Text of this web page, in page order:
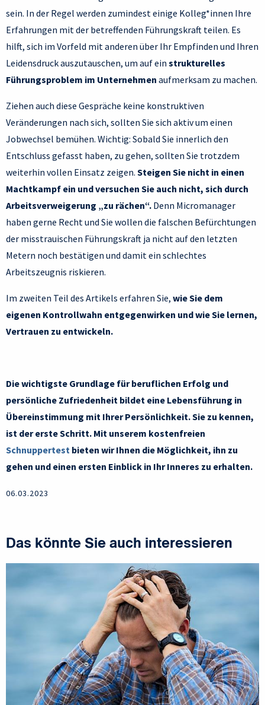
sein. In der Regel werden zumindest einige Kolleg*innen Ihre
Erfahrungen mit der betreffenden Führungskraft teilen. Es
hilft, sich im Vorfeld mit anderen über Ihr Empfinden und Ihren
Leidensdruck auszutauschen, um auf ein strukturelles
Führungsproblem im Unternehmen aufmerksam zu machen.
Ziehen auch diese Gespräche keine konstruktiven
Veränderungen nach sich, sollten Sie sich aktiv um einen
Jobwechsel bemühen. Wichtig: Sobald Sie innerlich den
Entschluss gefasst haben, zu gehen, sollten Sie trotzdem
weiterhin vollen Einsatz zeigen. Steigen Sie nicht in einen
Machtkampf ein und versuchen Sie auch nicht, sich durch
Arbeitsverweigerung „zu rächen“. Denn Micromanager
haben gerne Recht und Sie wollen die falschen Befürchtungen
der misstrauischen Führungskraft ja nicht auf den letzten
Metern noch bestätigen und damit ein schlechtes
Arbeitszeugnis riskieren.
Im zweiten Teil des Artikels erfahren Sie, wie Sie dem
eigenen Kontrollwahn entgegenwirken und wie Sie lernen,
Vertrauen zu entwickeln.
Die wichtigste Grundlage für beruflichen Erfolg und
persönliche Zufriedenheit bildet eine Lebensführung in
Übereinstimmung mit Ihrer Persönlichkeit. Sie zu kennen,
ist der erste Schritt. Mit unserem kostenfreien
Schnuppertest bieten wir Ihnen die Möglichkeit, ihn zu
gehen und einen ersten Einblick in Ihr Inneres zu erhalten.
06.03.2023
Das könnte Sie auch interessieren